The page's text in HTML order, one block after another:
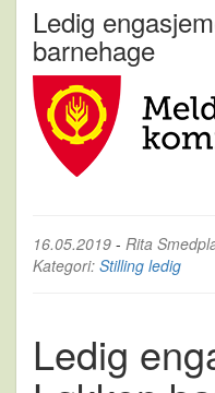
Ledig
barnehage
16.05.2019 - Rita
Kategori: Stilling ledig
Ledig